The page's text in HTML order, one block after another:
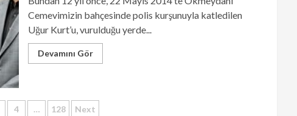
Cemevimizin bahçesinde polis kurşunuyla katledilen
Uğur Kurt’u, vurulduğu yerde...
Devamını Gör
4 … 128 Next